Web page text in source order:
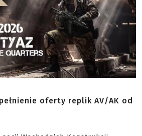
oferty replik AV/AK od